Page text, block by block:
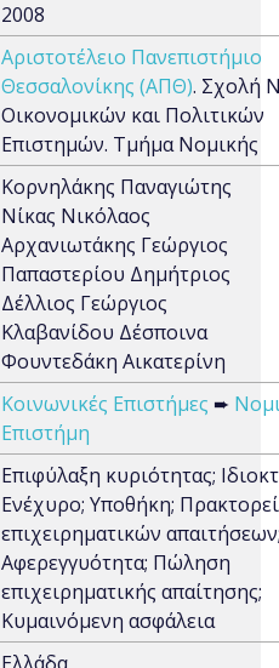
2008
Αριστοτέλειο Πανεπιστήμιο
Θεσσαλονίκης (ΑΠΘ). Σχολή
Οικονομικών και Πολιτικών
Επιστημών. Τμήμα Νομικής
Κορνηλάκης Παναγιώτης
Νίκας Νικόλαος
Αρχανιωτάκης Γεώργιος
Παπαστερίου Δημήτριος
Δέλλιος Γεώργιος
Κλαβανίδου Δέσποινα
Φουντεδάκη Αικατερίνη
Κοινωνικές Επιστήμες ➨
Επιστήμη
Επιφύλαξη κυριότητας;
Ενέχυρο; Υποθήκη;
επιχειρηματικών
Αφερεγγυότητα; Πώληση
επιχειρηματικής απαίτησης;
Κυμαινόμενη ασφάλεια